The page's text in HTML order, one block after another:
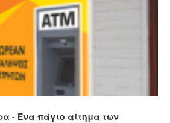
- Ένα πάγιο αίτημα των